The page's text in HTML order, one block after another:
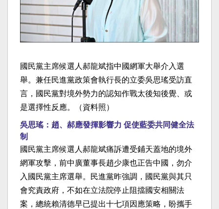
國民黨主席候選人郝龍斌指中國網軍大舉介入選
舉。兼任民進黨政策會執行長的立委吳思瑤受訪直
言，國民黨對境外勢力的認知作戰太後知後覺、或
是選擇性反應。（資料照）
吳思瑤：趙、郝應發揮影響力 促使藍委共同健全法
制
國民黨主席候選人郝龍斌痛訴遭受鋪天蓋地的境外
網軍攻擊，前中廣董事長趙少康也正告中國，勿介
入國民黨主席選舉。民進黨昨強調，國民黨與其只
會究責政府，不如在立法院停止阻擋國安相關法
案，總統賴清德早已提出十七項因應策略，盼攜手